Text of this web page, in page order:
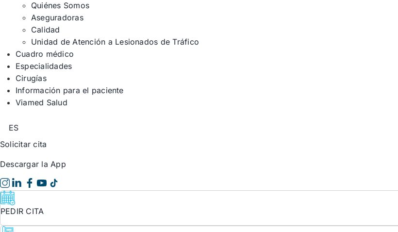
Quiénes Somos
Aseguradoras
Calidad
Unidad de Atención a Lesionados de Tráfico
Cuadro médico
Especialidades
Cirugías
Información para el paciente
Viamed Salud
ES
Solicitar cita
Descargar la App
PEDIR CITA